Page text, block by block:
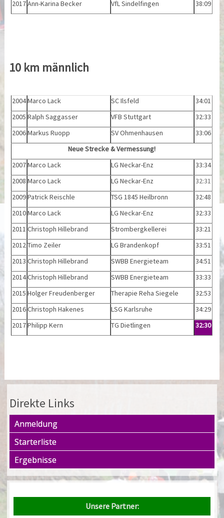
2017Ann-Karina Becker VfL Sindelfingen 38:09
10 km männlich
2004Marco Lack SC Ilsfeld
34:01
2005 Ralph Saggasser VFB Stuttgart
32:33
2006Markus Ruopp SV Ohmenhausen
33:06
Neue Strecke & Vermessung!
2007Marco Lack LG Neckar-Enz
33:34
2008 Marco Lack LG Neckar-Enz
32:31
2009Patrick Reischle TSG 1845 Heilbronn
32:48
2010Marco Lack LG Neckar-Enz
32:33
2011 Christoph Hillebrand Strombergkellerei
33:21
2012Timo Zeiler LG Brandenkopf
33:51
2013 Christoph Hillebrand SWBB Energieteam
34:51
2014Christoph Hillebrand SWBB Energieteam
33:33
2015 Holger Freudenberger Therapie Reha Siegele
32:53
2016Christoph Hakenes LSG Karlsruhe
34:29
2017Philipp Kern TG Dietlingen 32:30
Direkte Links
Anmeldung
Starterliste
Ergebnisse
Unsere Partner: